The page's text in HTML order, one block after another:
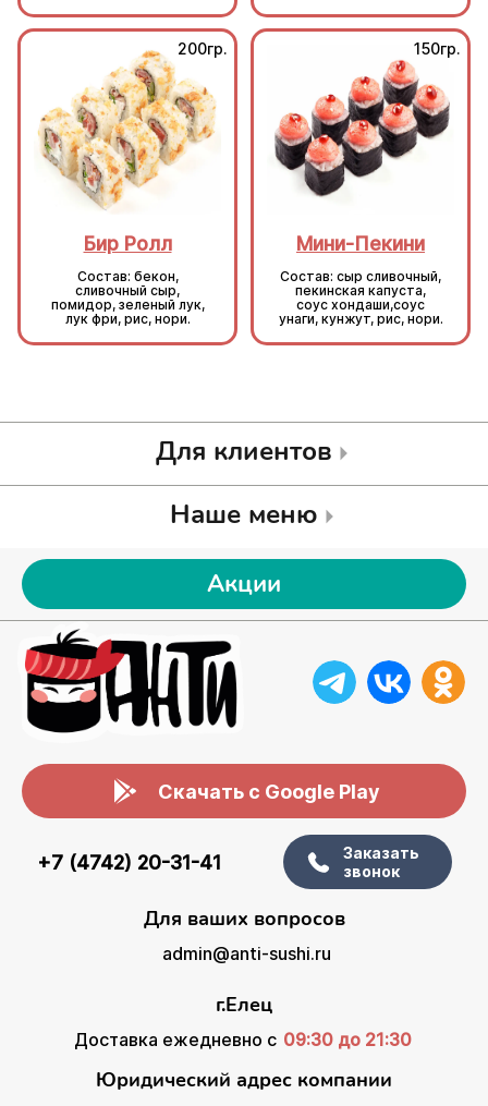
200гр.
Бир Ролл
Состав: бекон,
сливочный сыр,
помидор, зеленый лук,
лук фри, рис, нори.
150гр.
Мини-Пекини
Состав: сыр сливочный,
пекинская капуста,
соус хондаши,соус
унаги, кунжут, рис, нори.
Для клиентов
Наше меню
Акции
Скачать с Google Play
+7 (4742) 20-31-41
Заказать
звонок
Для ваших вопросов
admin@anti-sushi.ru
г.Елец
Доставка ежедневно с 09:30 до 21:30
Юридический адрес компании